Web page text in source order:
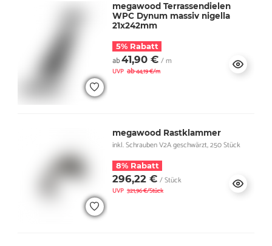
megawood Terrassendielen
WPC Dynum massiv nigella
21x242mm
5% Rabatt
ab41,90 € / m
UVP ab44,19 €/m
megawood Rastklammer
inkl. Schrauben V2A geschwärzt, 250 Stück
8% Rabatt
296,22 € / Stück
UVP 321,96 €/Stück